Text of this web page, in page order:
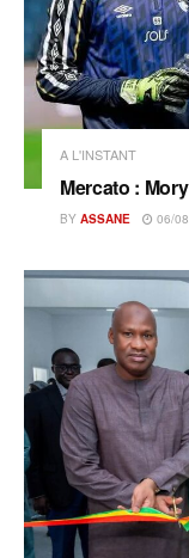
A L'INSTANT
Mercato :
BY ASSANE 06/